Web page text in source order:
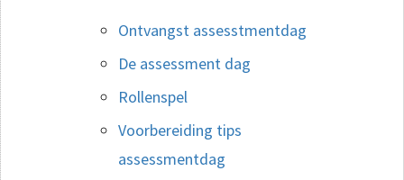
Ontvangst assesstmentdag
De assessment dag
Rollenspel
Voorbereiding tips
assessmentdag